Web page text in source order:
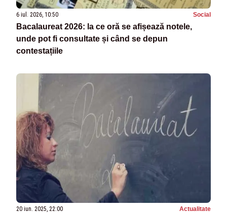
6 iul. 2026, 10:50 Social
Bacalaureat 2026: la ce oră se afișează notele,
unde pot fi consultate și când se depun
contestațiile
20 iun. 2025, 22:00 Actualitate